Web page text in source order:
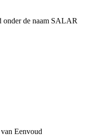
onder de naam SALAR
Eenvoud